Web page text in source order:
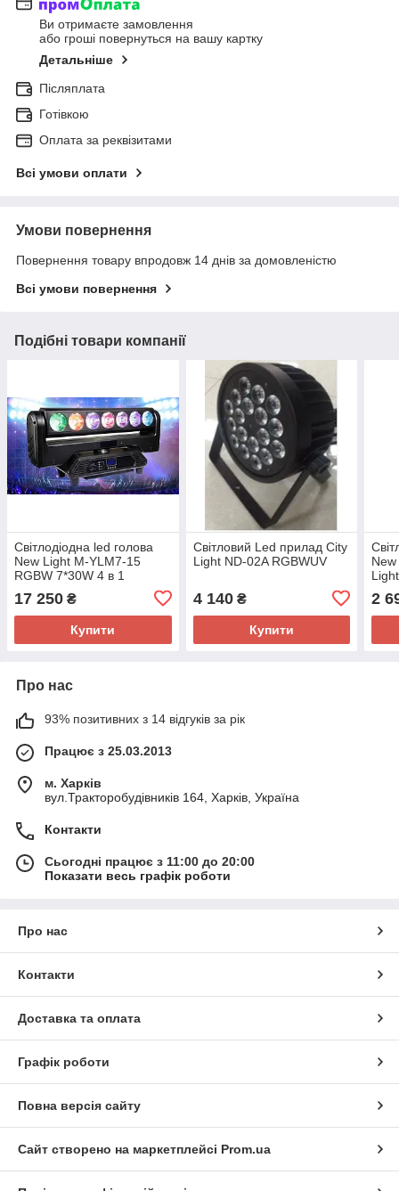
Ви отримаєте замовлення
або гроші повернуться на вашу картку
Детальніше
Післяплата
Готівкою
Оплата за реквізитами
Всі умови оплати
Умови повернення
Повернення товару впродовж 14 днів за домовленістю
Всі умови повернення
Подібні товари компанії
Світлодіодна led голова
New Light M-YLM7-15
RGBW 7*30W 4 в 1
17 250 ₴
Купити
Світловий Led прилад City
Light ND-02A RGBWUV
4 140₴
Купити
2
Про нас
93% позитивних з 14 відгуків за рік
Працює з 25.03.2013
м. Харків
вул.Тракторобудівників 164, Харків, Україна
Контакти
Сьогодні працює з 11:00 до 20:00
Показати весь графік роботи
Про нас
Контакти
Доставка та оплата
Графік роботи
Повна версія сайту
Сайт створено на маркетплейсі Prom.ua